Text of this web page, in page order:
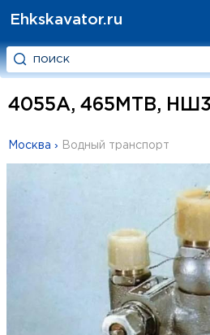
Ehkskavator.ru
4055А, 465МТВ,
Москва › Водный транспорт